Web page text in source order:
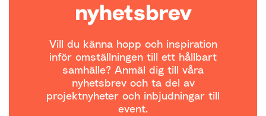
nyhetsbrev
Vill du känna hopp och inspiration
inför omställningen till ett hållbart
samhälle? Anmäl dig till våra
nyhetsbrev och ta del av
projektnyheter och inbjudningar till
event.